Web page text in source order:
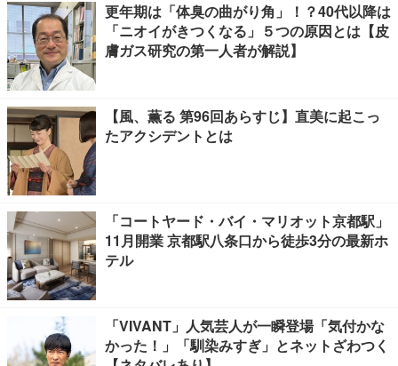
更年期は「体臭の曲がり角」！？40代以降は
「ニオイがきつくなる」５つの原因とは【皮
膚ガス研究の第一人者が解説】
【風、薫る 第96回あらすじ】直美に起こっ
たアクシデントとは
「コートヤード・バイ・マリオット京都駅」
11月開業 京都駅八条口から徒歩3分の最新ホ
テル
「VIVANT」人気芸人が一瞬登場「気付かな
かった！」「馴染みすぎ」とネットざわつく